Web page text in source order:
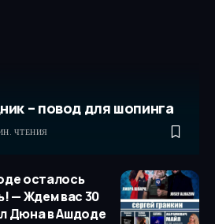
– повод для шопинга
ЧТЕНИЯ
осталось
— Ждем вас 30
Дюна в Ашдоде